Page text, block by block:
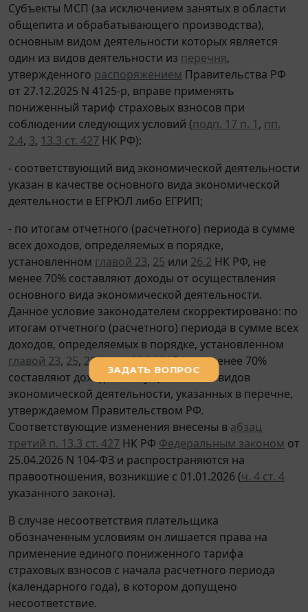
Субъекты МСП (за исключением занятых в области
общепита и обрабатывающего производства),
основным видом деятельности которых является
один из видов деятельности из перечня,
утвержденного распоряжением Правительства РФ
от 27.12.2025 N 4125-р, вправе применять
пониженный тариф страховых взносов при
соблюдении следующих условий (подп. 17 п. 1, пп.
2.4, 3, 13.3 ст. 427 НК РФ):
- соответствующий вид экономической деятельности
указан в качестве основного вида экономической
деятельности в ЕГРЮЛ либо ЕГРИП;
- по итогам отчетного (расчетного) периода в сумме
всех доходов, определяемых в порядке,
установленном главой 23, 25 или 26.2 НК РФ, не
менее 70% составляют доходы от осуществления
основного вида экономической деятельности.
Данное условие законодателем скорректировано: по
итогам отчетного (расчетного) периода в сумме всех
доходов, определяемых в порядке, установленном
главой 23, 25, 26.1или26.2НК РФ, не менее 70%
составляют доходы от осуществления видов
экономической деятельности, указанных в перечне,
утверждаемом Правительством РФ.
Соответствующие изменения внесены в абзац
третий п. 13.3 ст. 427 НК РФ Федеральным законом от
25.04.2026 N 104-ФЗ и распространяются на
правоотношения, возникшие с 01.01.2026 (ч. 4 ст. 4
указанного закона).
В случае несоответствия плательщика
обозначенным условиям он лишается права на
применение единого пониженного тарифа
страховых взносов с начала расчетного периода
(календарного года), в котором допущено
несоответствие.